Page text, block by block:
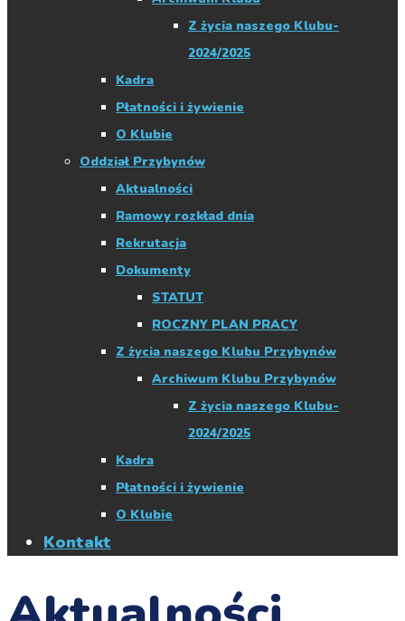
Z życia naszego Klubu-
2024/2025
Kadra
Płatności i żywienie
O Klubie
Oddział Przybynów
Aktualności
Ramowy rozkład dnia
Rekrutacja
Dokumenty
STATUT
ROCZNY PLAN PRACY
Z życia naszego Klubu Przybynów
Archiwum Klubu Przybynów
Z życia naszego Klubu-
2024/2025
Kadra
Płatności i żywienie
O Klubie
Kontakt